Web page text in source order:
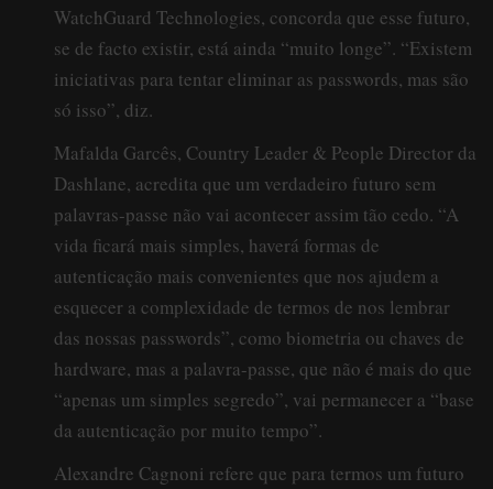
WatchGuard Technologies, concorda que esse futuro,
se de facto existir, está ainda “muito longe”. “Existem
iniciativas para tentar eliminar as passwords, mas são
só isso”, diz.
Mafalda Garcês, Country Leader & People Director da
Dashlane, acredita que um verdadeiro futuro sem
palavras-passe não vai acontecer assim tão cedo. “A
vida ficará mais simples, haverá formas de
autenticação mais convenientes que nos ajudem a
esquecer a complexidade de termos de nos lembrar
das nossas passwords”, como biometria ou chaves de
hardware, mas a palavra-passe, que não é mais do que
“apenas um simples segredo”, vai permanecer a “base
da autenticação por muito tempo”.
Alexandre Cagnoni refere que para termos um futuro